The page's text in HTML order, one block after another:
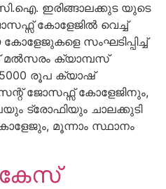
ഇരിങ്ങാലക്കുട യുടെ
കോളേജിൽ വെച്ച്
സംഘടിപ്പിച്ച്
ക്യാമ്പസ്
രൂപ ക്യാഷ്
ജോസഫ്സ് കോളേജിനും,
ട്രോഫിയും ചാലക്കുടി
മൂന്നാം സ്ഥാനം
കേസ്